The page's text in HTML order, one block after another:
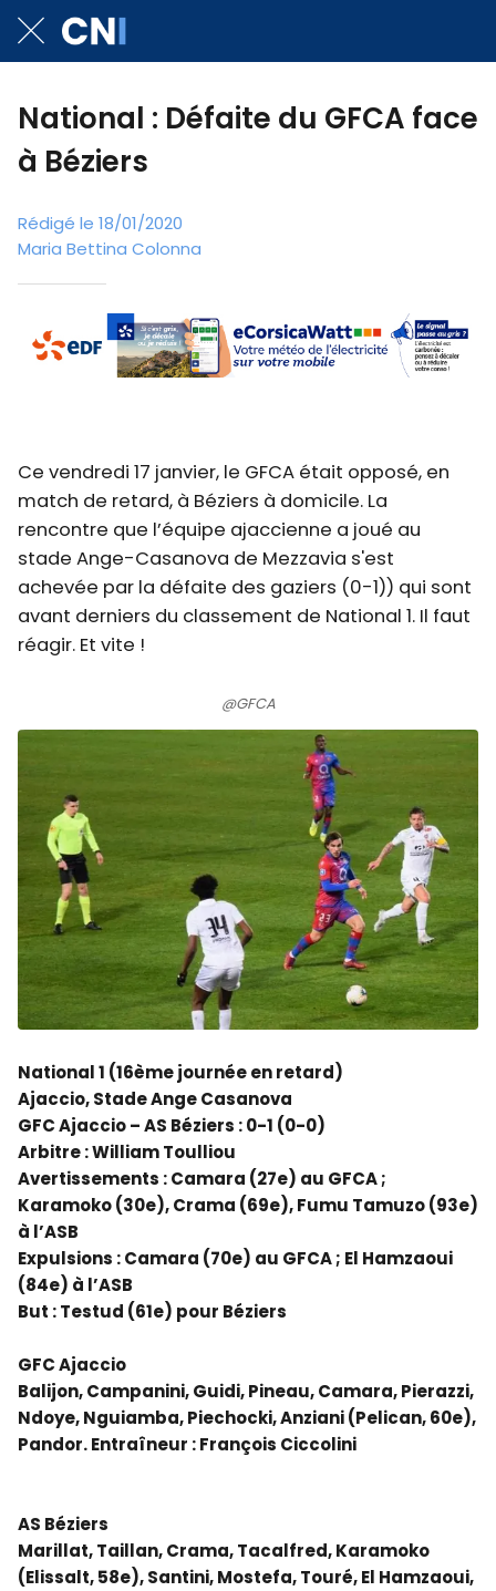
National : Défaite du GFCA face
à Béziers
Rédigé le 18/01/2020
Maria Bettina Colonna
Ce vendredi 17 janvier, le GFCA était opposé, en
match de retard, à Béziers à domicile. La
rencontre que l’équipe ajaccienne a joué au
stade Ange-Casanova de Mezzavia s'est
achevée par la défaite des gaziers (0-1)) qui sont
avant derniers du classement de National 1. Il faut
réagir. Et vite !
@GFCA
National 1 (16ème journée en retard)
Ajaccio, Stade Ange Casanova
GFC Ajaccio – AS Béziers : 0-1 (0-0)
Arbitre : William Toulliou
Avertissements : Camara (27e) au GFCA ;
Karamoko (30e), Crama (69e), Fumu Tamuzo (93e)
à l’ASB
Expulsions : Camara (70e) au GFCA ; El Hamzaoui
(84e) à l’ASB
But : Testud (61e) pour Béziers
GFC Ajaccio
Balijon, Campanini, Guidi, Pineau, Camara, Pierazzi,
Ndoye, Nguiamba, Piechocki, Anziani (Pelican, 60e),
Pandor. Entraîneur : François Ciccolini
AS Béziers
Marillat, Taillan, Crama, Tacalfred, Karamoko
(Elissalt, 58e), Santini, Mostefa, Touré, El Hamzaoui,